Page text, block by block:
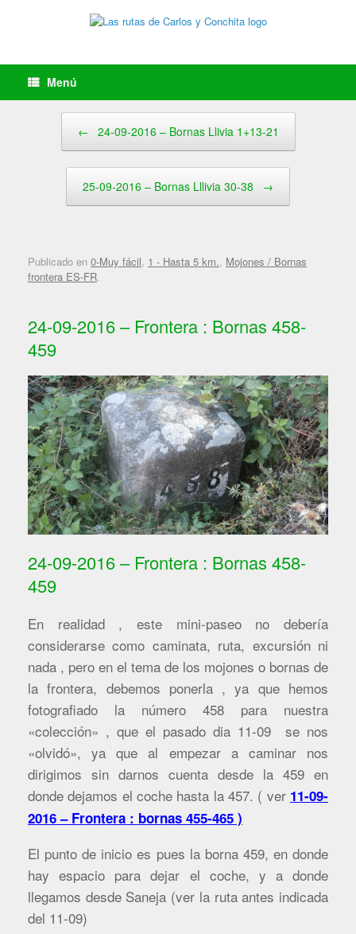
Menú
← 24-09-2016 – Bornas Llivia 1+13-21
25-09-2016 – Bornas Lllivia 30-38 →
Publicado en 0-Muy fácil, 1 - Hasta 5 km., Mojones / Bornas
frontera ES-FR.
24-09-2016 – Frontera : Bornas 458-
459
24-09-2016 – Frontera : Bornas 458-
459
En realidad , este mini-paseo no debería
considerarse como caminata, ruta, excursión ni
nada , pero en el tema de los mojones o bornas de
la frontera, debemos ponerla , ya que hemos
fotografiado la número 458 para nuestra
«colección» , que el pasado dia 11-09 se nos
«olvidó», ya que al empezar a caminar nos
dirigimos sin darnos cuenta desde la 459 en
donde dejamos el coche hasta la 457. ( ver 11-09-
2016 – Frontera : bornas 455-465 )
El punto de inicio es pues la borna 459, en donde
hay espacio para dejar el coche, y a donde
llegamos desde Saneja (ver la ruta antes indicada
del 11-09)